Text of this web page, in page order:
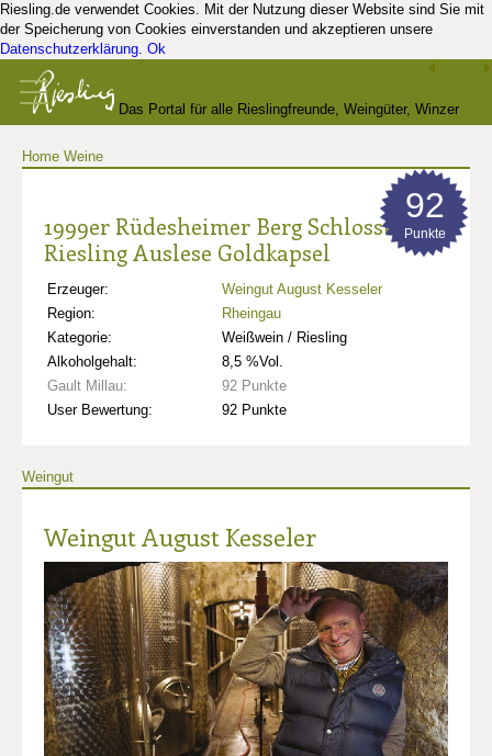
Riesling.de verwendet Cookies. Mit der Nutzung dieser Website sind Sie mit
der Speicherung von Cookies einverstanden und akzeptieren unsere
Datenschutzerklärung. Ok
Das Portal für alle Rieslingfreunde, Weingüter, Winzer
Home Weine
1999er Rüdesheimer Berg Schlossberg
Riesling Auslese Goldkapsel
Erzeuger:
Weingut August Kesseler
Region:
Rheingau
Kategorie:
Weißwein / Riesling
Alkoholgehalt:
8,5 %Vol.
Gault Millau:
92 Punkte
User Bewertung:
92 Punkte
92
Punkte
Weingut
Weingut August Kesseler